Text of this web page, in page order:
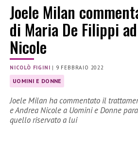
Joele Milan
di Maria De Filippi
Nicole
NICOLÒ FIGINI | 9 FEBBRAIO 2022
UOMINI E DONNE
Joele Milan ha commentato il
e Andrea Nicole a Uomini e Donne
quello riservato a lui